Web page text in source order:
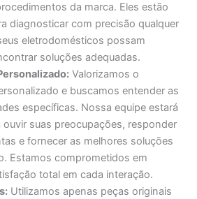
da marca. Eles estão
diagnosticar com precisão qualquer
eletrodomésticos possam
soluções adequadas.
Valorizamos o
e buscamos entender as
específicas. Nossa equipe estará
suas preocupações, responder
e fornecer as melhores soluções
Estamos comprometidos em
total em cada interação.
Utilizamos apenas peças originais